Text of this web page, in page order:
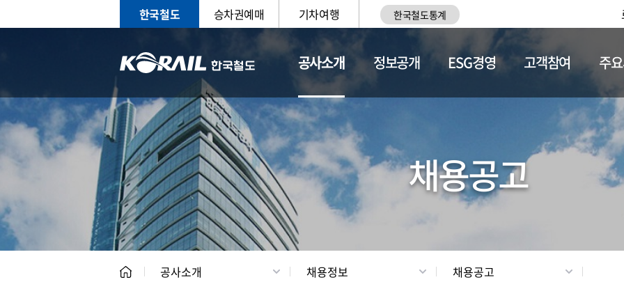
한국철도 승차권예매 기차여행 한국철도통계
공사소개
CEO 일반현황 채용정보
정보공개 ESG경영 고객참여 주
채용공고
공사소개 채용정보 채용공고